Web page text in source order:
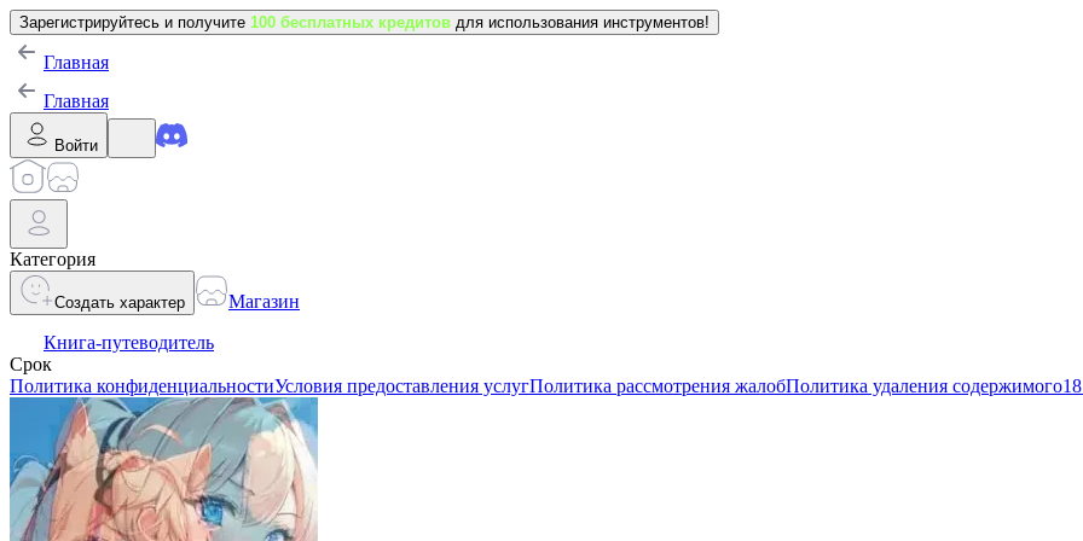
Зарегистрируйтесь и получите 100 бесплатных кредитов для использования инструментов!
Главная
Главная
Войти
Категория
Создать характер
Магазин
Книга-путеводитель
Срок
Политика конфиденциальностиУсловия предоставления услугПолитика рассмотрения жалобПолитика удаления содержимого